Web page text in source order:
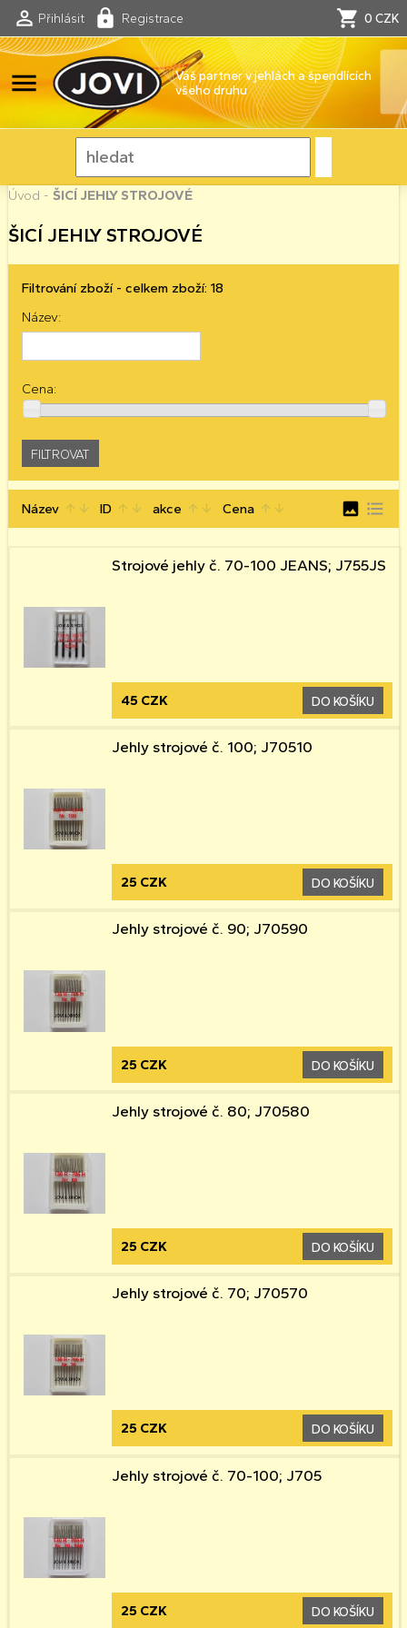
Přihlásit Registrace 0 CZK
menu
Váš partner v jehlách a špendlících
všeho druhu
Úvod - ŠICÍ JEHLY STROJOVÉ
ŠICÍ JEHLY STROJOVÉ
Filtrování zboží - celkem zboží: 18
Název:
Cena:
Název arrow_upward arrow_downward ID arrow_upward arrow_downward akce arrow_upward arrow_downward Cena arrow_upward arrow_downward image format_list_bulleted
Strojové jehly č. 70-100 JEANS; J755JS
45 CZK DO KOŠÍKU
Jehly strojové č. 100; J70510
25 CZK DO KOŠÍKU
Jehly strojové č. 90; J70590
25 CZK DO KOŠÍKU
Jehly strojové č. 80; J70580
25 CZK DO KOŠÍKU
Jehly strojové č. 70; J70570
25 CZK DO KOŠÍKU
Jehly strojové č. 70-100; J705
25 CZK DO KOŠÍKU